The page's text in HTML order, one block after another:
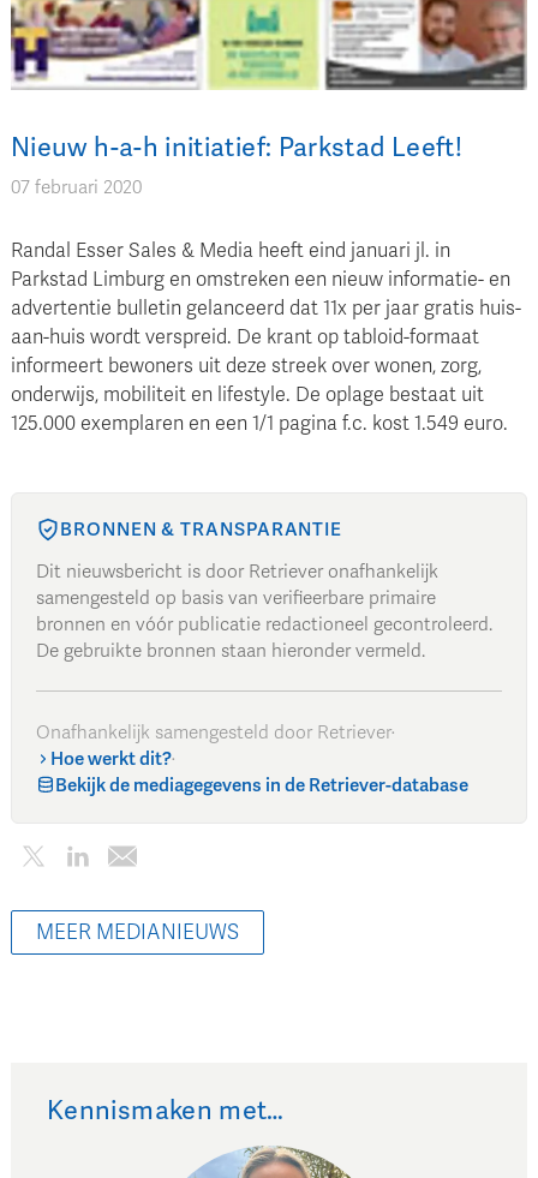
Nieuw h-a-h initiatief: Parkstad Leeft!
07 februari 2020
Randal Esser Sales & Media heeft eind januari jl. in
Parkstad Limburg en omstreken een nieuw informatie- en
advertentie bulletin gelanceerd dat 11x per jaar gratis huis-
aan-huis wordt verspreid. De krant op tabloid-formaat
informeert bewoners uit deze streek over wonen, zorg,
onderwijs, mobiliteit en lifestyle. De oplage bestaat uit
125.000 exemplaren en een 1/1 pagina f.c. kost 1.549 euro.
BRONNEN & TRANSPARANTIE
Dit nieuwsbericht is door Retriever onafhankelijk
samengesteld op basis van verifieerbare primaire
bronnen en vóór publicatie redactioneel gecontroleerd.
De gebruikte bronnen staan hieronder vermeld.
Onafhankelijk samengesteld door Retriever·
Hoe werkt dit?·
Bekijk de mediagegevens in de Retriever-database
MEER MEDIANIEUWS
Kennismaken met…